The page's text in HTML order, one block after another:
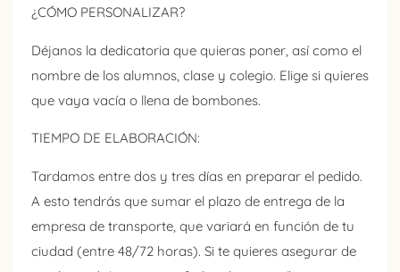
¿CÓMO PERSONALIZAR?
Déjanos la dedicatoria que quieras poner, así como el
nombre de los alumnos, clase y colegio. Elige si quieres
que vaya vacía o llena de bombones.
TIEMPO DE ELABORACIÓN:
Tardamos entre dos y tres días en preparar el pedido.
A esto tendrás que sumar el plazo de entrega de la
empresa de transporte, que variará en función de tu
ciudad (entre 48/72 horas). Si te quieres asegurar de